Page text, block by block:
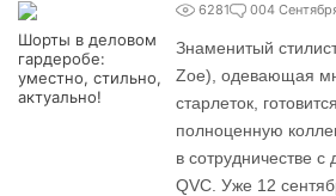
Шорты в деловом
гардеробе:
уместно, стильно,
актуально!
6281 004
Знаменитый
Zoe), одевающая
старлеток,
полноценную
в сотрудничестве
QVC. Уже 12